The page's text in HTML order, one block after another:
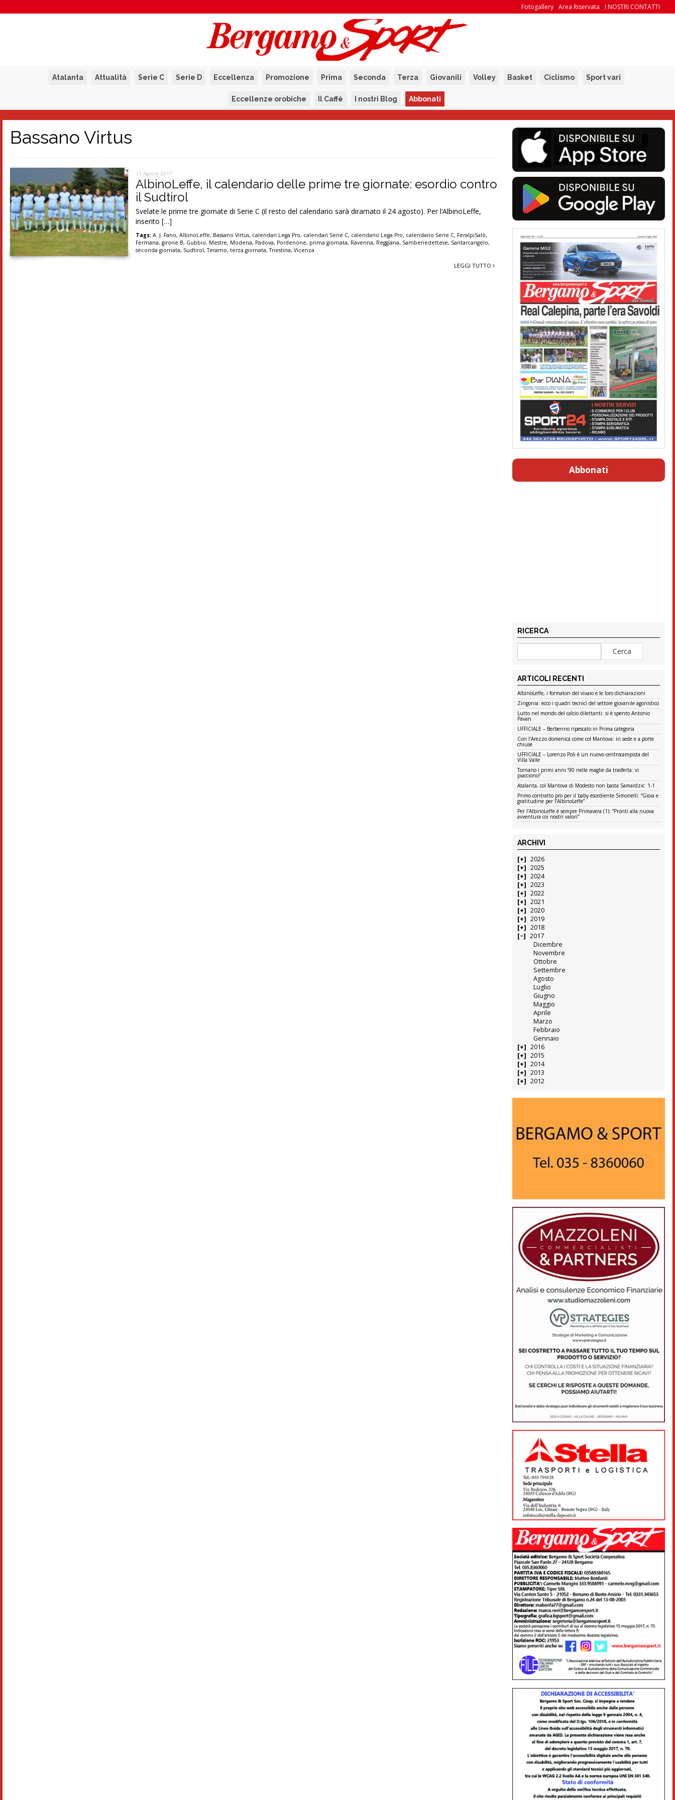
I NOSTRI CONTATTI
Area Riservata
Fotogallery
Atalanta Attualità Serie C Serie D Eccellenza Promozione Prima Seconda Terza Giovanili Volley Basket Ciclismo Sport vari
Eccellenze orobiche Il Caffè I nostri Blog Abbonati
Bassano Virtus
11 Agosto 2017
AlbinoLeffe, il calendario delle prime tre giornate: esordio contro
il Sudtirol
Svelate le prime tre giornate di Serie C (il resto del calendario sarà diramato il 24 agosto). Per l’AlbinoLeffe,
inserito […]
Tags: A. J. Fano,AlbinoLeffe, Bassano Virtus, calendari Lega Pro, calendari Serie C, calendario Lega Pro, calendario Serie C, FeraIpiSalò,
Fermana,girone B, Gubbio, Mestre, Modena, Padova, Pordenone, prima giornata, Ravenna, Reggiana, Sambenedettese, Santarcangelo,
seconda giornata, Sudtirol,Teramo,terza giornata,Triestina,Vicenza
LEGGI TUTTO
Abbonati
RICERCA
ARTICOLI RECENTI
AlbinoLeffe, i formatori del vivaio e le loro dichiarazioni
Zingonia: ecco i quadri tecnici del settore giovanile agonistico
Lutto nel mondo del calcio dilettanti: si è spento Antonio
Pavan
UFFICIALE – Berbenno ripescato in Prima categoria
Con l’Arezzo domenica come col Mantova: in sede e a porte
chiuse
UFFICIALE – Lorenzo Poli è un nuovo centrocampista del
Villa Valle
Tornano i primi anni ’90 nelle maglie da trasferta: vi
piacciono?
Atalanta, col Mantova di Modesto non basta Samardzic: 1-1
Primo contratto pro per il baby esordiente Simonelli: “Gioia e
gratitudine per l’AlbinoLeffe”
Per l’AlbinoLeffe è sempre Primavera (1): “Pronti alla nuova
avventura coi nostri valori”
ARCHIVI
2026
2025
2024
2023
2022
2021
2020
2019
2018
2017
Dicembre
Novembre
Ottobre
Settembre
Agosto
Luglio
Giugno
Maggio
Aprile
Marzo
Febbraio
Gennaio
2016
2015
2014
2013
2012